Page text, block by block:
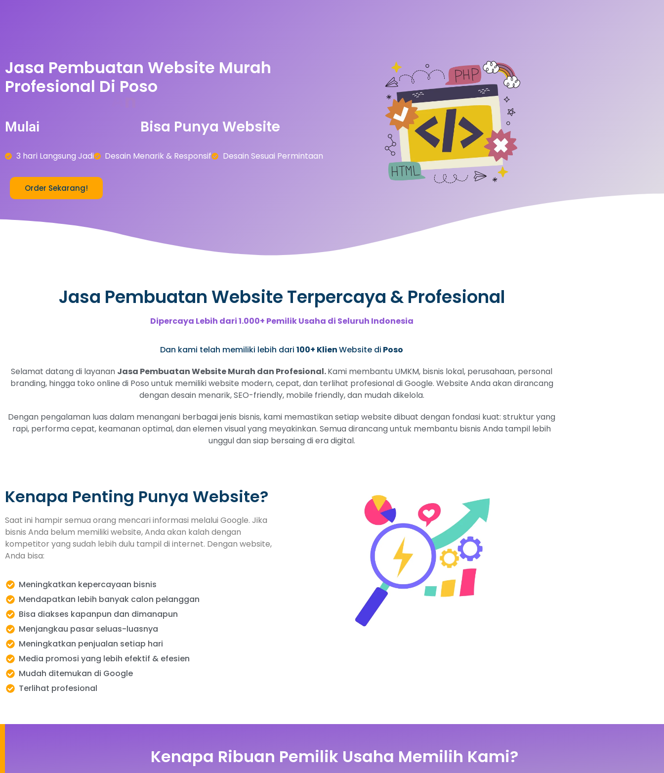
Jasa Pembuatan Website Murah
Profesional Di Poso
Mulai Bisa Punya Website
3 hari Langsung Jadi Desain Menarik & Responsif Desain Sesuai Permintaan
Order Sekarang!
Jasa Pembuatan Website Terpercaya & Profesional
Dipercaya Lebih dari 1.000+ Pemilik Usaha di Seluruh Indonesia
Dan kami telah memiliki lebih dari 100+ KlienWebsite di Poso
Selamat datang di layanan Jasa Pembuatan Website Murah dan Profesional.Kami membantu UMKM, bisnis lokal, perusahaan, personal
branding, hingga toko online di Poso untuk memiliki website modern, cepat, dan terlihat profesional di Google. Website Anda akan dirancang
dengan desain menarik, SEO-friendly, mobile friendly, dan mudah dikelola.
Dengan pengalaman luas dalam menangani berbagai jenis bisnis, kami memastikan setiap website dibuat dengan fondasi kuat: struktur yang
rapi, performa cepat, keamanan optimal, dan elemen visual yang meyakinkan. Semua dirancang untuk membantu bisnis Anda tampil lebih
unggul dan siap bersaing di era digital.
Kenapa Penting Punya Website?
Saat ini hampir semua orang mencari informasi melalui Google. Jika
bisnis Anda belum memiliki website, Anda akan kalah dengan
kompetitor yang sudah lebih dulu tampil di internet. Dengan website,
Anda bisa:
Meningkatkan kepercayaan bisnis
Mendapatkan lebih banyak calon pelanggan
Bisa diakses kapanpun dan dimanapun
Menjangkau pasar seluas-luasnya
Meningkatkan penjualan setiap hari
Media promosi yang lebih efektif & efesien
Mudah ditemukan di Google
Terlihat profesional
Kenapa Ribuan Pemilik Usaha Memilih Kami?